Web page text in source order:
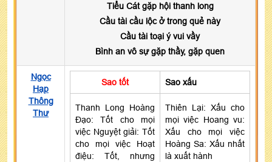
Tiểu Cát gặp hội thanh long
Cầu tài cầu lộc ở trong quẻ này
Cầu tài toại ý vui vầy
Bình an vô sự gặp thầy, gặp quen
Ngọc
Hạp
Thông
Thư
Sao tốt Sao xấu
Thanh Long Hoàng
Đạo: Tốt cho mọi
việc Nguyệt giải: Tốt
cho mọi việc Hoạt
điệu: Tốt, nhưng
Thiên Lại: Xấu cho
mọi việc Hoang vu:
Xấu cho mọi việc
Hoàng Sa: Xấu nhất
là xuất hành